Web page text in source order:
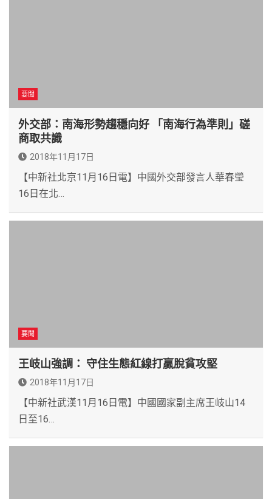
要聞
外交部：南海形勢趨穩向好 「南海行為準則」磋
商取共識
2018年11月17日
【中新社北京11月16日電】中國外交部發言人華春瑩
16日在北…
要聞
王岐山強調： 守住生態紅線打贏脫貧攻堅
2018年11月17日
【中新社武漢11月16日電】中國國家副主席王岐山14
日至16…